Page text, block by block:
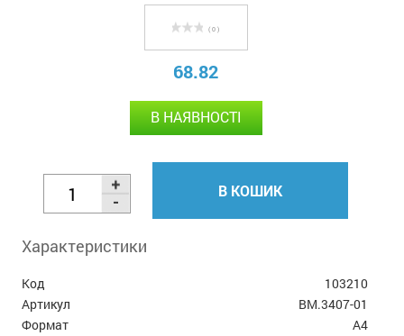
( 0 )
68.82
В НАЯВНОСТІ
В КОШИК
Характеристики
Код
103210
Артикул
BM.3407-01
Формат
А4